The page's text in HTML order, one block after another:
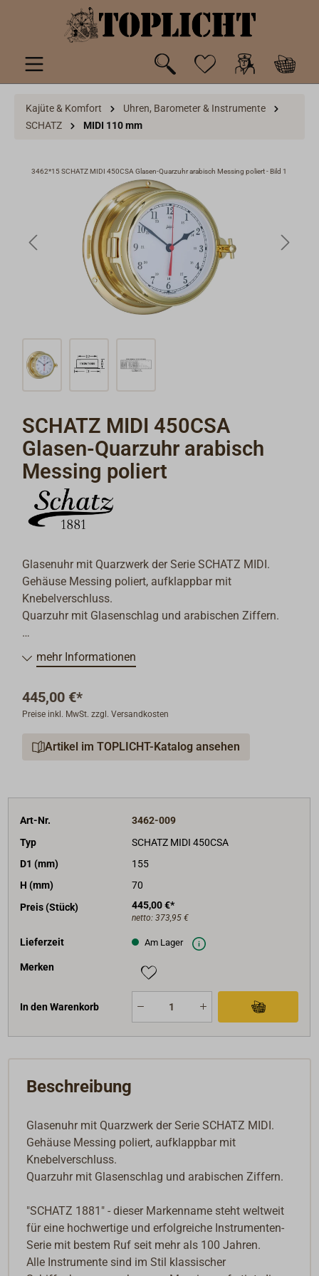
springen
Kajüte & Komfort
Uhren, Barometer & Instrumente
SCHATZ
MIDI 110 mm
3462*15 SCHATZ MIDI 450CSA Glasen-Quarzuhr arabisch Messing poliert - Bild 1
SCHATZ MIDI 450CSA
Glasen-Quarzuhr arabisch
Messing poliert
Glasenuhr mit Quarzwerk der Serie SCHATZ MIDI.
Gehäuse Messing poliert, aufklappbar mit
Knebelverschluss.
Quarzuhr mit Glasenschlag und arabischen Ziffern.
"SCHATZ 1881" - dieser Markenname steht weltweit
für eine hochwertige und erfolgreiche Instrumenten-
Alle Instrumente sind im Stil klassischer Schiffsuhren
aus schwerem Messing gefertigt, die Gehäuse sind
Traditionelles Design und hochpräzise Technik
mehr Informationen
445,00 €*
Preise inkl. MwSt. zzgl. Versandkosten
Artikel im TOPLICHT-Katalog ansehen
Art-Nr.
3462-009
Typ
SCHATZ MIDI 450CSA
D1 (mm)
155
H (mm)
70
Preis (Stück)
445,00 €*
netto: 373,95 €
Lieferzeit Am Lager
Merken
In den Warenkorb
Beschreibung
Glasenuhr mit Quarzwerk der Serie SCHATZ MIDI.
Gehäuse Messing poliert, aufklappbar mit
Knebelverschluss.
Quarzuhr mit Glasenschlag und arabischen Ziffern.
"SCHATZ 1881" - dieser Markenname steht weltweit
für eine hochwertige und erfolgreiche Instrumenten-
Serie mit bestem Ruf seit mehr als 100 Jahren.
Alle Instrumente sind im Stil klassischer